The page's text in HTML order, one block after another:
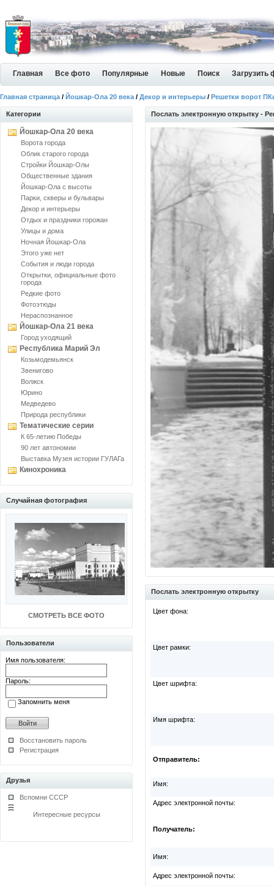
Главная Все фото Популярные Новые Поиск Загрузить
Главная страница / Йошкар-Ола 20 века / Декор и интерьеры / Решетки ворот
Категории
Йошкар-Ола 20 века
Ворота города
Облик старого города
Стройки Йошкар-Олы
Общественные здания
Йошкар-Ола с высоты
Парки, скверы и бульвары
Декор и интерьеры
Отдых и праздники горожан
Улицы и дома
Ночная Йошкар-Ола
Этого уже нет
События и люди города
Открытки, официальные фото
города
Редкие фото
Фотоэтюды
Нераспознанное
Йошкар-Ола 21 века
Город уходящий
Республика Марий Эл
Козьмодемьянск
Звенигово
Волжск
Юрино
Медведево
Природа республики
Тематические серии
К 65-летию Победы
90 лет автономии
Выставка Музея истории ГУЛАГа
Кинохроника
Случайная фотография
СМОТРЕТЬ ВСЕ ФОТО
Пользователи
Имя пользователя:
Пароль:
Запомнить меня
Восстановить пароль
Регистрация
Друзья
Вспомни СССР
Интересные ресурсы
Послать электронную открытку -
Послать электронную открытку
Цвет фона:
Цвет рамки:
Цвет шрифта:
Имя шрифта:
Отправитель:
Имя:
Адрес электронной почты:
Получатель:
Имя:
Адрес электронной почты: